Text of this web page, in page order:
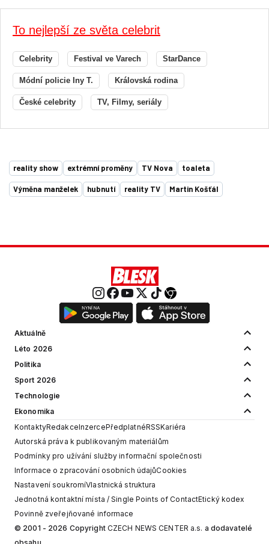
To nejlepší ze světa celebrit
Celebrity Festival ve Varech StarDance
Módní policie Iny T. Královská rodina
České celebrity TV, Filmy, seriály
reality show extrémní proměny TV Nova toaleta
Výměna manželek hubnutí reality TV Martin Košťál
Aktuálně
Léto 2026
Politika
Sport 2026
Technologie
Ekonomika
KontaktyRedakceInzercePředplatnéRSSKariéra
Autorská práva k publikovaným materiálům
Podmínky pro užívání služby informační společnosti
Informace o zpracování osobních údajůCookies
Nastavení soukromíVlastnická struktura
Jednotná kontaktní místa / Single Points of ContactEtický kodex
Povinně zveřejňované informace
© 2001 - 2026 Copyright CZECH NEWS CENTER a.s. a dodavatelé